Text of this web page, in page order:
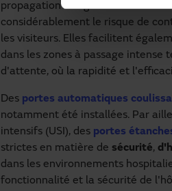
propagation des germes et des
considérablement le risque de
les visiteurs. Elles facilitent
dans les zones à passage intense
d'attente, où la rapidité et
Des portes automatiques
notamment été installées. Par
intensifs (USI), des portes
strictes en matière de sécurité,
dans les environnements
fonctionnalité et la sécurité de